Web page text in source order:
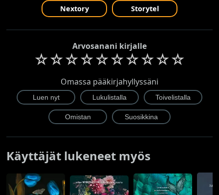
Nextory Storytel
Arvosanani kirjalle
☆☆☆☆☆☆☆☆☆☆
Omassa pääkirjahyllyssäni
Käyttäjät lukeneet myös